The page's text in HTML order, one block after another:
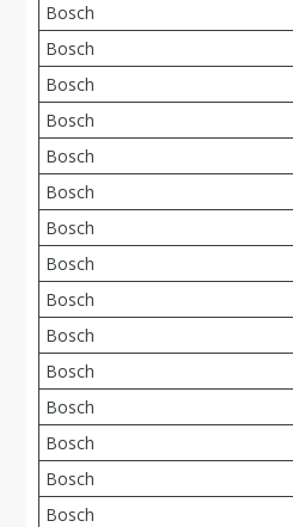
Bosch
Bosch
Bosch
Bosch
Bosch
Bosch
Bosch
Bosch
Bosch
Bosch
Bosch
Bosch
Bosch
Bosch
Bosch